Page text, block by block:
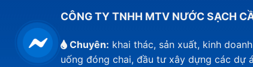
CÔNG TY TNHH MTV NƯỚC SẠCH
Chuyên: khai thác, sản xuất, kinh
uống đóng chai, đầu tư xây dựng các dự